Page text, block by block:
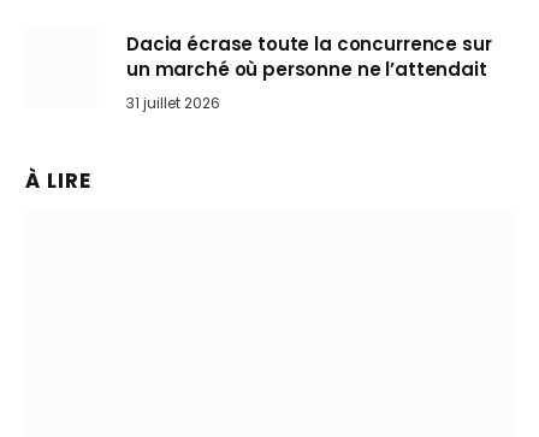
Dacia écrase toute la concurrence sur
un marché où personne ne l’attendait
31 juillet 2026
À LIRE